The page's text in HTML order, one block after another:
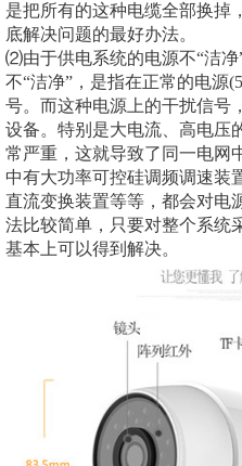
是把所有的这种电缆全部换掉
底解决问题的最好办法。
⑵由于供电系统的电源不“洁
不“洁净”，是指在正常的电源
号。而这种电源上的干扰信号
设备。特别是大电流、高电压
常严重，这就导致了同一电网
中有大功率可控硅调频调速装
直流变换装置等等，都会对电
法比较简单，只要对整个系统
基本上可以得到解决。